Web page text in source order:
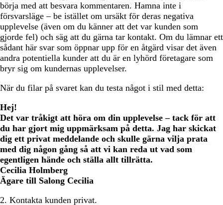
börja med att besvara kommentaren. Hamna inte i
försvarsläge – be istället om ursäkt för deras negativa
upplevelse (även om du känner att det var kunden som
gjorde fel) och säg att du gärna tar kontakt. Om du lämnar ett
sådant här svar som öppnar upp för en åtgärd visar det även
andra potentiella kunder att du är en lyhörd företagare som
bryr sig om kundernas upplevelser.
När du filar på svaret kan du testa något i stil med detta:
Hej!
Det var tråkigt att höra om din upplevelse – tack för att
du har gjort mig uppmärksam på detta. Jag har skickat
dig ett privat meddelande och skulle gärna vilja prata
med dig någon gång så att vi kan reda ut vad som
egentligen hände och ställa allt tillrätta.
Cecilia Holmberg
Ägare till Salong Cecilia
2. Kontakta kunden privat.